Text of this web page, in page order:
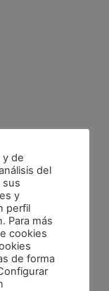
y de
del
sus
y
perfil
Para más
cookies
de forma